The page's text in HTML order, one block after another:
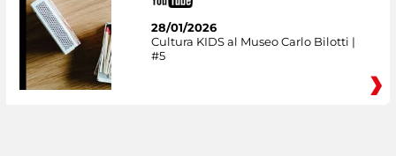
28/01/2026
Cultura KIDS al Museo Carlo Bilotti |
#5